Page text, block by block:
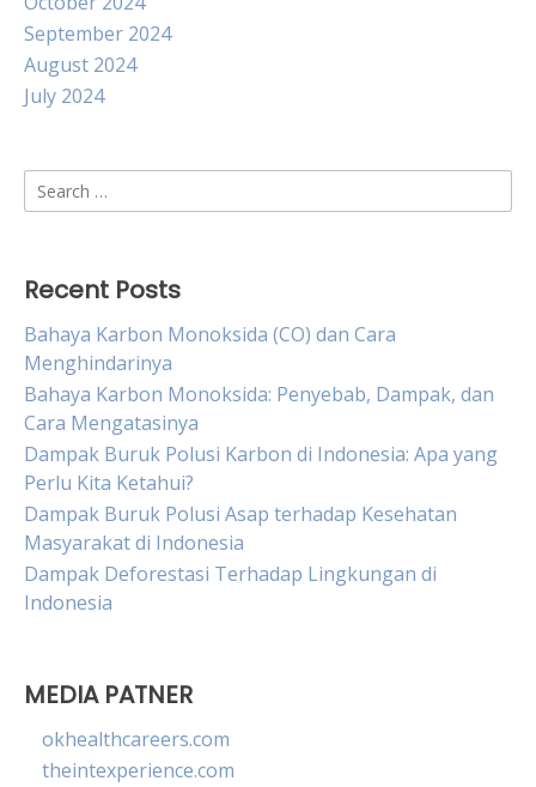
September 2024
August 2024
July 2024
Search
for:
Recent Posts
Bahaya Karbon Monoksida (CO) dan Cara
Menghindarinya
Bahaya Karbon Monoksida: Penyebab, Dampak, dan
Cara Mengatasinya
Dampak Buruk Polusi Karbon di Indonesia: Apa yang
Perlu Kita Ketahui?
Dampak Buruk Polusi Asap terhadap Kesehatan
Masyarakat di Indonesia
Dampak Deforestasi Terhadap Lingkungan di
Indonesia
MEDIA PATNER
okhealthcareers.com
theintexperience.com